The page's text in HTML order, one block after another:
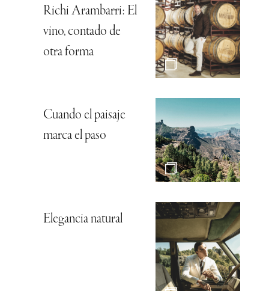
Richi Arambarri: El
vino, contado de
otra forma
Cuando el paisaje
marca el paso
Elegancia natural